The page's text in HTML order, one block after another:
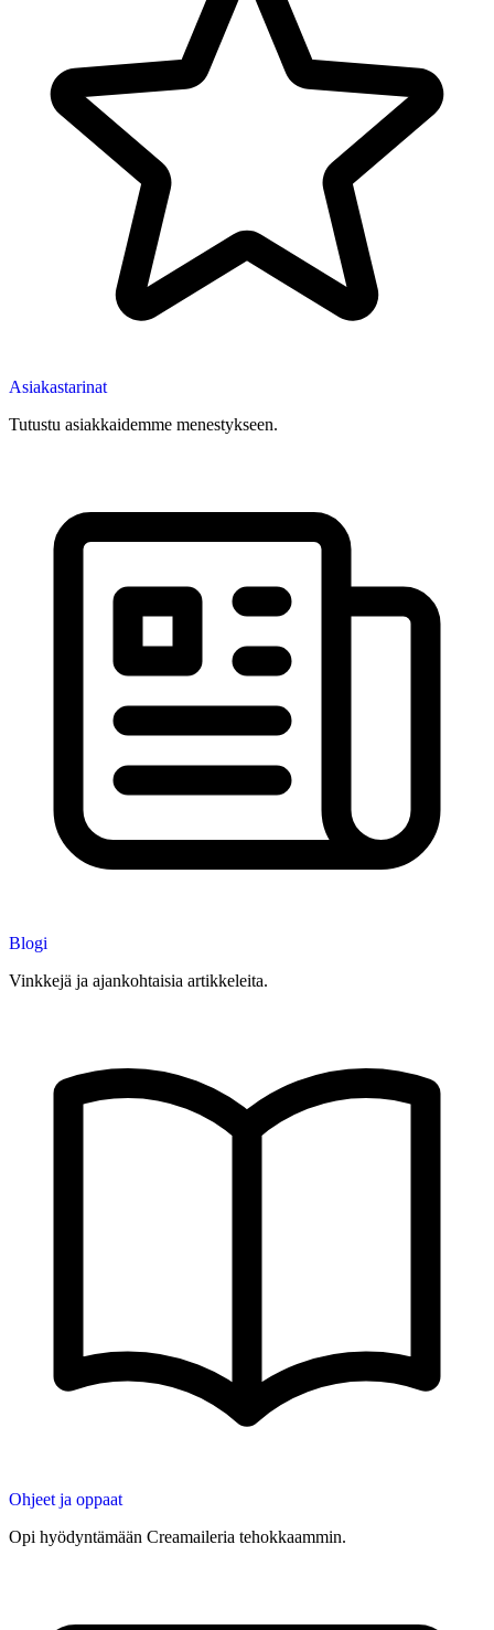
Asiakastarinat
Tutustu asiakkaidemme menestykseen.
Blogi
Vinkkejä ja ajankohtaisia artikkeleita.
Ohjeet ja oppaat
Opi hyödyntämään Creamaileria tehokkaammin.